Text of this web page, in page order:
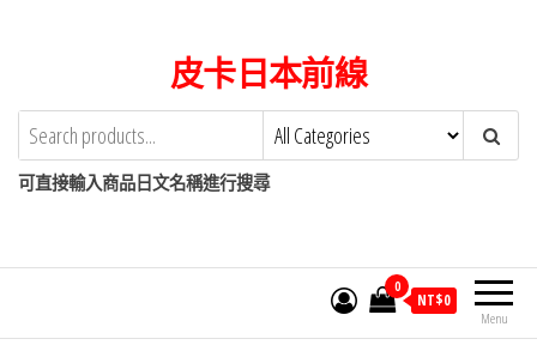
content
皮卡日本前線
可直接輸入商品日文名稱進行搜尋
Menu
0
NT$0